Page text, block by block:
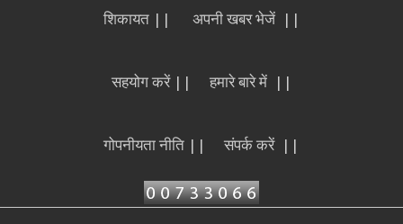
शिकायत || अपनी खबर भेजें ||
सहयोग करें || हमारे बारे में ||
गोपनीयता नीति || संपर्क करें ||